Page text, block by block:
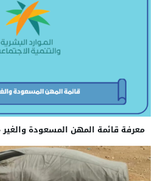
معرفة قائمة المهن المسعودة والغير